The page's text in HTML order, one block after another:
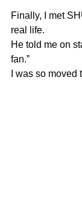
Finally, I met
real life.
He told me on
fan.”
I was so